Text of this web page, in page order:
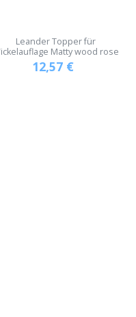
Leander Topper für
Matty wood rose
12,57 €